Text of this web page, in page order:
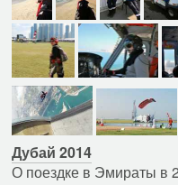
Дубай 2014
О поездке в Эмираты в